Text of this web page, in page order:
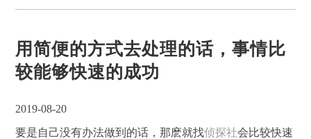
用简便的方式去处理的话，事情比
较能够快速的成功
2019-08-20
要是自己没有办法做到的话，那麽就找侦探社会比较快速